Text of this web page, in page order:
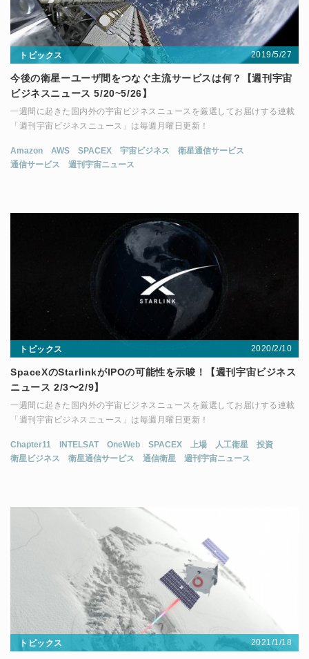
トピックス 2019/5/27
今後の衛星ーユーザ間をつなぐ主流サービスは何？【週刊宇宙
ビジネスニュース 5/20~5/26】
一週間に起きた国内外の宇宙ビジネスニュースを厳選してお届けする連載
「週刊宇宙ビジネスニュース」は毎週月曜日更新！
Amazon AWS SPACEX 宇宙ビジネス
衛星通信サービス
通信サービス
週刊宇宙ニュース
トピックス 2020/2/10
SpaceXのStarlinkがIPOの可能性を示唆！【週刊宇宙ビジネス
ニュース 2/3〜2/9】
一週間に起きた国内外の宇宙ビジネスニュースを厳選してお届けする連載
「週刊宇宙ビジネスニュース」は毎週月曜日更新！
Chapter11 INTELSAT OneWeb SPACEX 上場 人工衛星
投資
衛星ビジネス
衛星通信サービス 通信衛星 週刊宇宙ニュース
トピックス 2021/1/18